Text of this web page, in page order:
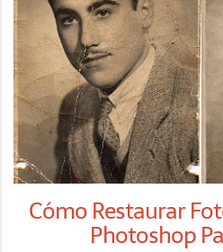
Cómo Restaurar
Photoshop